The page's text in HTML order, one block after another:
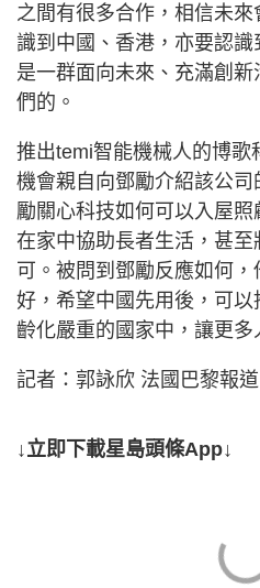
之間有很多合作，相信未
識到中國、香港，亦要認識
是一群面向未來、充滿創
們的。
推出temi智能機械人的博歌
機會親自向鄧勵介紹該公
勵關心科技如何可以入屋
在家中協助長者生活，甚
可。被問到鄧勵反應如何
好，希望中國先用後，可
齡化嚴重的國家中，讓更多
記者：郭詠欣 法國巴黎報道
↓立即下載星島頭條App↓